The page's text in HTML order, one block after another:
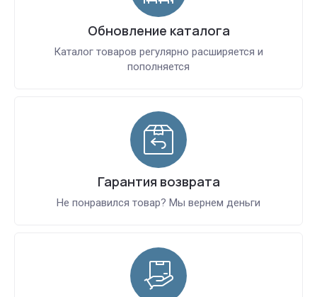
Обновление каталога
Каталог товаров регулярно расширяется и
пополняется
Гарантия возврата
Не понравился товар? Мы вернем деньги